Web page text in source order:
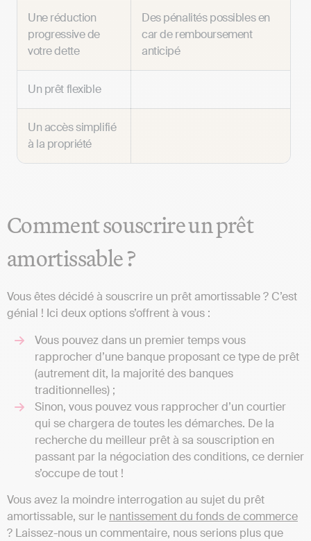
Une réduction
progressive de
votre dette
Des pénalités possibles en
car de remboursement
anticipé
Un prêt flexible
Un accès simplifié
à la propriété
Comment souscrire un prêt
amortissable ?
Vous êtes décidé à souscrire un prêt amortissable ? C’est
génial ! Ici deux options s’offrent à vous :
Vous pouvez dans un premier temps vous
rapprocher d’une banque proposant ce type de prêt
(autrement dit, la majorité des banques
traditionnelles) ;
Sinon, vous pouvez vous rapprocher d’un courtier
qui se chargera de toutes les démarches. De la
recherche du meilleur prêt à sa souscription en
passant par la négociation des conditions, ce dernier
s’occupe de tout !
Vous avez la moindre interrogation au sujet du prêt
amortissable, sur le nantissement du fonds de commerce
? Laissez-nous un commentaire, nous serions plus que